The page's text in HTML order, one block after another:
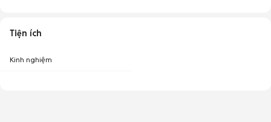
Tiện ích
Kinh nghiệm